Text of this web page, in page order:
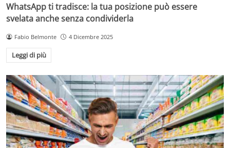
WhatsApp ti tradisce: la tua posizione può essere
svelata anche senza condividerla
Fabio Belmonte 4 Dicembre 2025
Leggi di più